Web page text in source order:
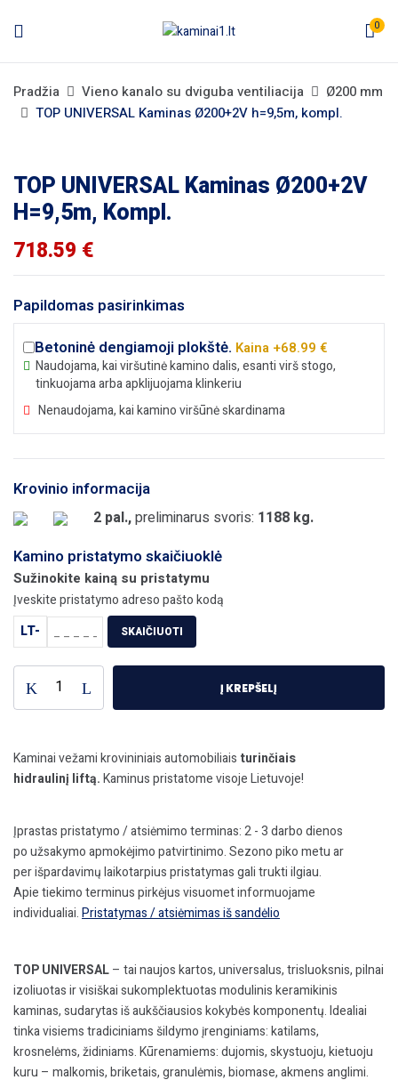
0
Pradžia Vieno kanalo su dviguba ventiliacija
Ø200 mm
TOP UNIVERSAL Kaminas Ø200+2V h=9,5m, kompl.
TOP UNIVERSAL Kaminas Ø200+2V
H=9,5m, Kompl.
718.59 €
Papildomas pasirinkimas
Betoninė dengiamoji plokštė. Kaina +68.99 €
Naudojama, kai viršutinė kamino dalis, esanti virš stogo,
tinkuojama arba apklijuojama klinkeriu
Nenaudojama, kai kamino viršūnė skardinama
Krovinio informacija
2 pal.,preliminarus svoris: 1188 kg.
Kamino pristatymo skaičiuoklė
Sužinokite kainą su pristatymu
Įveskite pristatymo adreso pašto kodą
LT-
SKAIČIUOTI
Į KREPŠELĮ
Kaminai vežami krovininiais automobiliais turinčiais
hidraulinį liftą.Kaminus pristatome visoje Lietuvoje!
Įprastas pristatymo / atsiėmimo terminas: 2 - 3 darbo dienos
po užsakymo apmokėjimo patvirtinimo. Sezono piko metu ar
per išpardavimų laikotarpius pristatymas gali trukti ilgiau.
Apie tiekimo terminus pirkėjus visuomet informuojame
individualiai.Pristatymas / atsiėmimas iš sandėlio
TOP UNIVERSAL– tai naujos kartos, universalus, trisluoksnis, pilnai
izoliuotas ir visiškai sukomplektuotas modulinis keramikinis
kaminas, sudarytas iš aukščiausios kokybės komponentų. Idealiai
tinka visiems tradiciniams šildymo įrenginiams: katilams,
krosnelėms, židiniams. Kūrenamiems: dujomis, skystuoju, kietuoju
kuru – malkomis, briketais, granulėmis, biomase, akmens anglimi.